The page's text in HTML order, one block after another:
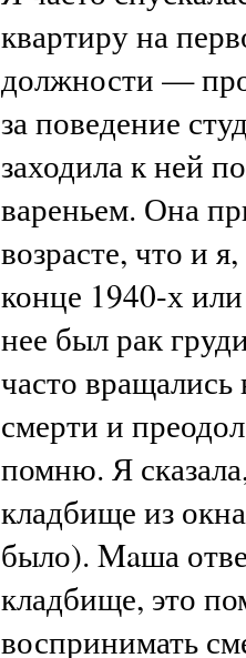
квартиру на
должности —
за поведение
заходила к ней
вареньем. Она
возрасте, что и
конце 1940-х
нее был рак
часто вращались
смерти и
помню. Я
кладбище из
было). Maша
кладбище, это
воспринимать